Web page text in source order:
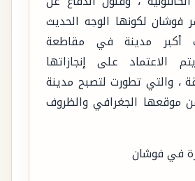
فوشان لكونها الوجه الحديث
أكبر مدينة في مقاطعة
الاعتماد على إنجازاتها
، والتي تطورت لتصبح مدينة
موقعها الجغرافي والظروف
في فوشان